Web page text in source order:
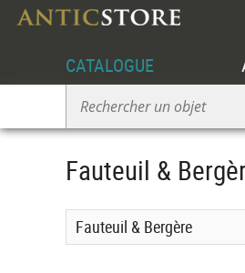
CATALOGUE
Fauteuil &
Fauteuil & Bergère